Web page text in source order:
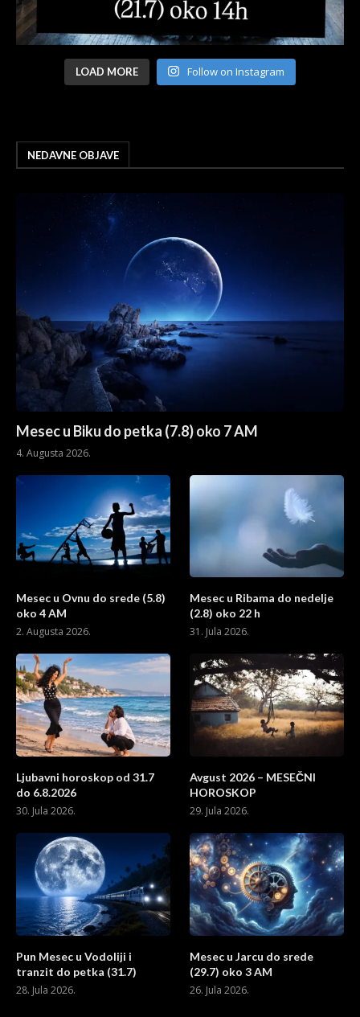
LOAD MORE Follow on Instagram
NEDAVNE OBJAVE
Mesec u Biku do petka (7.8) oko 7 AM
4. Augusta 2026.
Mesec u Ovnu do srede (5.8)
oko 4 AM
2. Augusta 2026.
Mesec u Ribama do nedelje
(2.8) oko 22 h
31. Jula 2026.
Ljubavni horoskop od 31.7
do 6.8.2026
30. Jula 2026.
Avgust 2026 – MESEČNI
HOROSKOP
29. Jula 2026.
Pun Mesec u Vodoliji i
tranzit do petka (31.7)
28. Jula 2026.
Mesec u Jarcu do srede
(29.7) oko 3 AM
26. Jula 2026.